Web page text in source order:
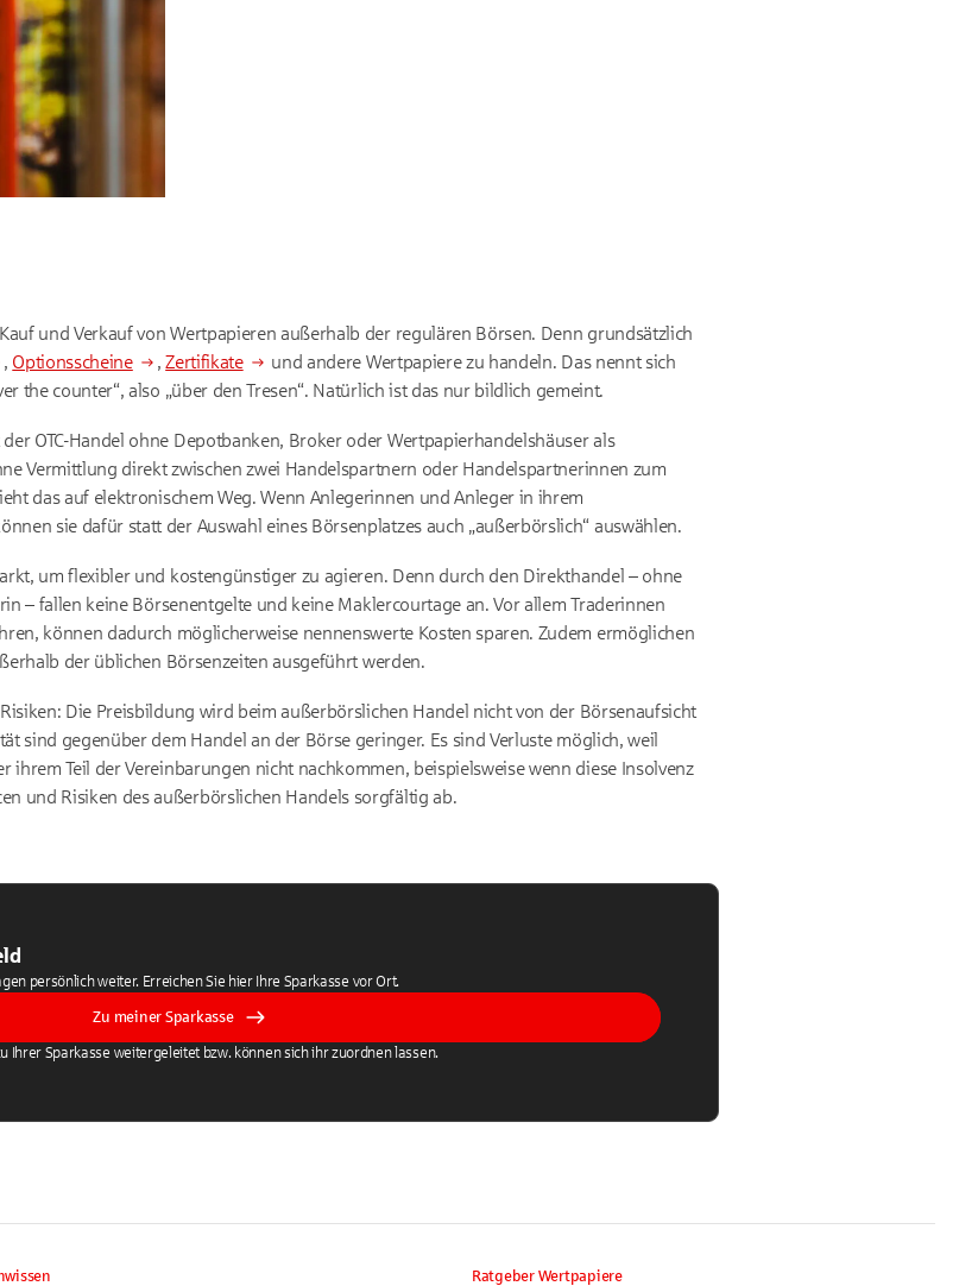
und Verkauf von Wertpapieren außerhalb der regulären Börsen. Denn grundsätzlich
, Optionsscheine ,Zertifikate
und andere Wertpapiere zu handeln. Das nennt sich
the counter“, also „über den Tresen“. Natürlich ist das nur bildlich gemeint.
OTC-Handel ohne Depotbanken, Broker oder Wertpapierhandelshäuser als
Vermittlung direkt zwischen zwei Handelspartnern oder Handelspartnerinnen zum
das auf elektronischem Weg. Wenn Anlegerinnen und Anleger in ihrem
sie dafür statt der Auswahl eines Börsenplatzes auch „außerbörslich“ auswählen.
um flexibler und kostengünstiger zu agieren. Denn durch den Direkthandel – ohne
– fallen keine Börsenentgelte und keine Maklercourtage an. Vor allem Traderinnen
können dadurch möglicherweise nennenswerte Kosten sparen. Zudem ermöglichen
der üblichen Börsenzeiten ausgeführt werden.
Die Preisbildung wird beim außerbörslichen Handel nicht von der Börsenaufsicht
sind gegenüber dem Handel an der Börse geringer. Es sind Verluste möglich, weil
ihrem Teil der Vereinbarungen nicht nachkommen, beispielsweise wenn diese Insolvenz
und Risiken des außerbörslichen Handels sorgfältig ab.
persönlich weiter. Erreichen Sie hier Ihre Sparkasse vor Ort.
Zu meiner Sparkasse
Ihrer Sparkasse weitergeleitet bzw. können sich ihr zuordnen lassen.
Ratgeber Wertpapiere